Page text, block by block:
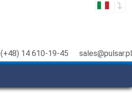
(+48) 14 610-19-45 sales@pulsar.pl